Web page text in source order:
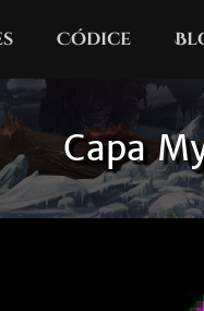
Códice
Capa